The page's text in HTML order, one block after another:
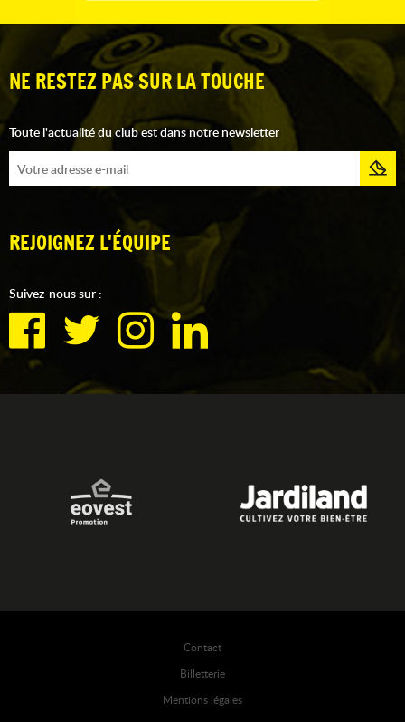
NE RESTEZ PAS SUR LA TOUCHE
Toute l'actualité du club est dans notre newsletter
REJOIGNEZ L'ÉQUIPE
Suivez-nous sur :
Contact
Billetterie
Mentions légales